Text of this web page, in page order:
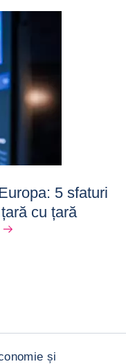
5 sfaturi
cu țară
și